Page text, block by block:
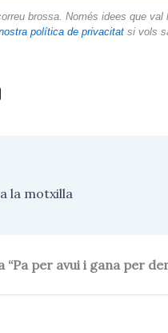
brossa. Només idees que val
política de privacitat si vols
i la motxilla
“Pa per avui i gana per